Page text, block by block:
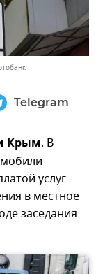
Telegram
Крым. В
услуг
в местное
заседания